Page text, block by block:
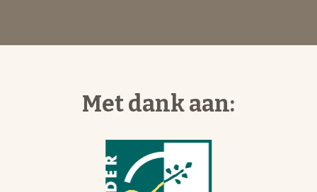
Met dank aan: